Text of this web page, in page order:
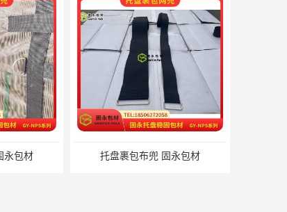
永包材 蔬菜透气运输固定